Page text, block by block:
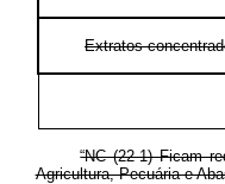
Extratos
“NC (22-1) Ficam
Agricultura, Pecuária e